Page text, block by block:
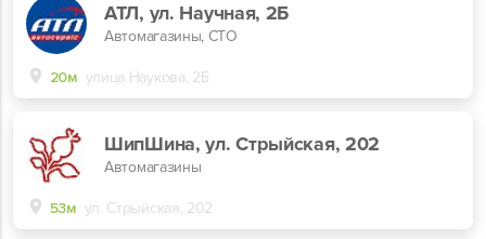
АТЛ, ул. Научная, 2Б
Автомагазины, СТО
20м улица Наукова, 2Б
ШипШина, ул. Стрыйская, 202
Автомагазины
53м ул. Стрыйская, 202